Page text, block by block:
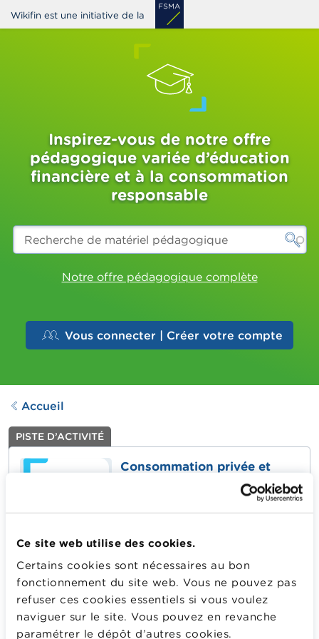
Ce site web utilise des cookies.
Certains cookies sont nécessaires au bon
fonctionnement du site web. Vous ne pouvez pas
refuser ces cookies essentiels si vous voulez
naviguer sur le site. Vous pouvez en revanche
paramétrer le dépôt d’autres cookies.
Aller
au
Wikifin est une initiative de la
Inspirez-vous de notre offre
pédagogique variée d’éducation
financière et à la consommation
responsable
Recherche
matériel
pédagogiqueNotre offre pédagogique complète
Vous connecter | Créer votre compte
Accueil
PISTE D’ACTIVITÉ
Consommation privée et
11.05.2026
Cette séquence s’appuie sur des exemples du quotidien
pour faire émerger les concepts de consommation
individuelle et de consommation collective. L'objectif
est de comprendre comment ces deux modes de
consommation se complètent pour satisfaire les besoins